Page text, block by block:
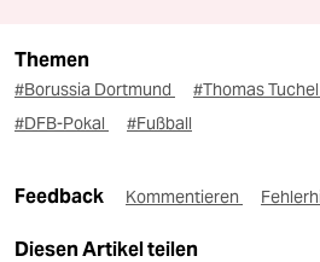
Themen
#Borussia Dortmund #Thomas Tuchel
#DFB-Pokal
#Fußball
Feedback Kommentieren
Diesen Artikel teilen